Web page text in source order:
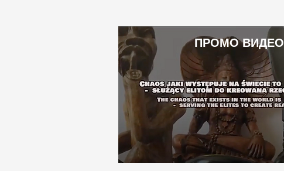
ПРОМО ВИДЕО